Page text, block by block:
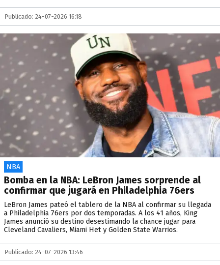
Publicado: 24-07-2026 16:18
NBA
Bomba en la NBA: LeBron James sorprende al
confirmar que jugará en Philadelphia 76ers
LeBron James pateó el tablero de la NBA al confirmar su llegada
a Philadelphia 76ers por dos temporadas. A los 41 años, King
James anunció su destino desestimando la chance jugar para
Cleveland Cavaliers, Miami Het y Golden State Warrios.
Publicado: 24-07-2026 13:46